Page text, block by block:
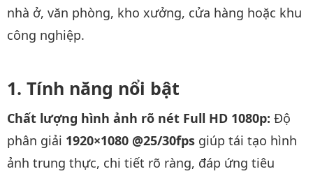
nhà ở, văn phòng, kho xưởng, cửa hàng hoặc khu
công nghiệp.
Tính năng nổi bật
Chất lượng hình ảnh rõ nét Full HD 1080p: Độ
phân giải 1920×1080 @25/30fps giúp tái tạo hình
ảnh trung thực, chi tiết rõ ràng, đáp ứng tiêu